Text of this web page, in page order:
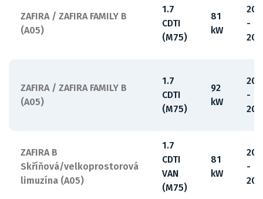
ZAFIRA / ZAFIRA FAMILY B
(A05)
1.7
CDTI
(M75)
81
kW
-
ZAFIRA / ZAFIRA FAMILY B
(A05)
1.7
CDTI
(M75)
92
kW
-
ZAFIRA B
Skříňová/velkoprostorová
limuzína (A05)
1.7
CDTI
VAN
(M75)
81
kW
-